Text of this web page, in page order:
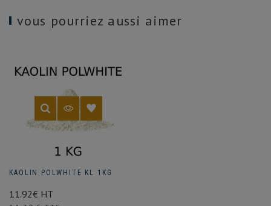
vous pourriez aussi aimer
KAOLIN POLWHITE KL 1KG
11.92€ HT